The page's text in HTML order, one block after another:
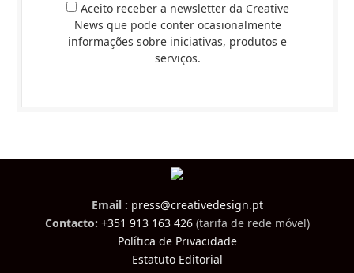
Aceito receber a newsletter da Creative
News que pode conter ocasionalmente
informações sobre iniciativas, produtos e
serviços.
Email : press@creativedesign.pt
Contacto: +351 913 163 426(tarifa de rede móvel)
Política de Privacidade
Estatuto Editorial